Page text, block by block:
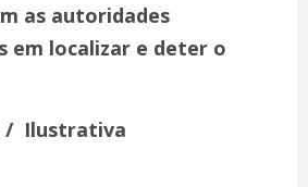
as autoridades
em localizar e deter o
/ Ilustrativa